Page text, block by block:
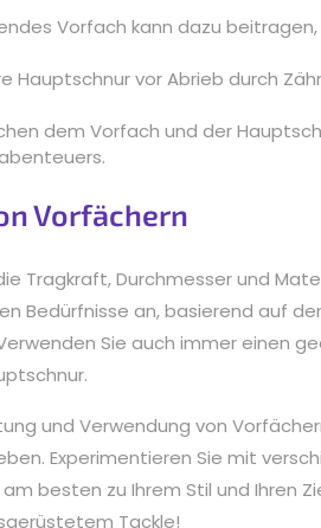
Vorfach kann dazu beitragen,
Hauptschnur vor Abrieb durch
dem Vorfach und der
Vorfächern
Tragkraft, Durchmesser und
Bedürfnisse an, basierend auf
Sie auch immer einen
und Verwendung von
Experimentieren Sie mit
besten zu Ihrem Stil und Ihren
Tackle!